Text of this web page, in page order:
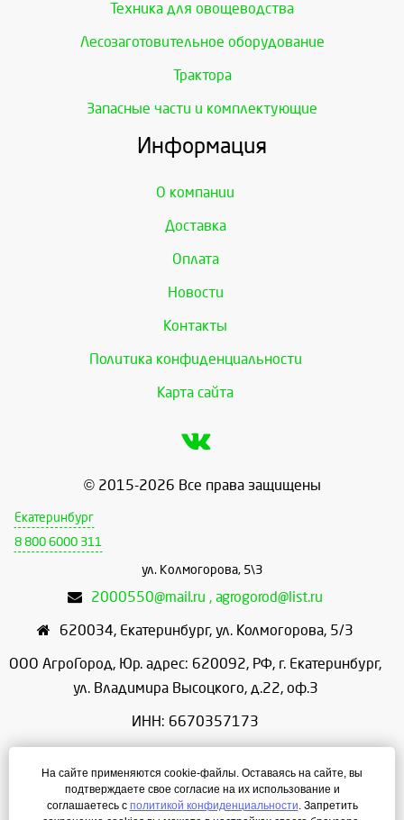
Техника для овощеводства
Лесозаготовительное оборудование
Трактора
Запасные части и комплектующие
Информация
О компании
Доставка
Оплата
Новости
Контакты
Политика конфиденциальности
Карта сайта
© 2015-2026 Все права защищены
Екатеринбург
8 800 6000 311
ул. Колмогорова, 5\3
2000550@mail.ru , agrogorod@list.ru
620034, Екатеринбург, ул. Колмогорова, 5/3
ООО АгроГород, Юр. адрес: 620092, РФ, г. Екатеринбург,
ул. Владимира Высоцкого, д.22, оф.3
ИНН: 6670357173
ОГРН: 1156658086166
На сайте применяются cookie-файлы. Оставаясь на сайте, вы
подтверждаете свое согласие на их использование и
соглашаетесь с политикой конфиденциальности. Запретить